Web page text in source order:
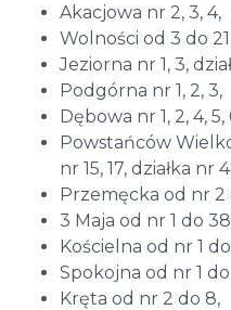
Akacjowa nr 2, 3, 4,
Wolności od 3 do
Jeziorna nr 1, 3,
Podgórna nr 1, 2, 3,
Dębowa nr 1, 2, 4, 5,
Powstańców
nr 15, 17, działka nr
Przemęcka od nr 2
3 Maja od nr 1 do
Kościelna od nr 1
Spokojna od nr 1
Kręta od nr 2 do 8,